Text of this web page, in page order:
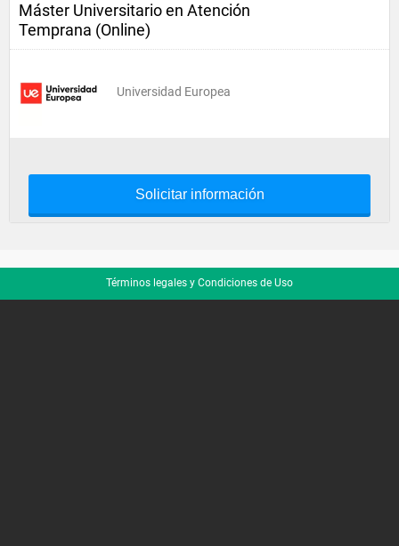
Máster Universitario en Atención
Temprana (Online)
Universidad Europea
Solicitar información
Términos legales y Condiciones de Uso